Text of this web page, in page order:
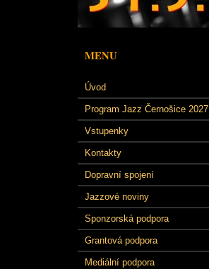
MENU
Úvod
Program Jazz Černošice 2027
Vstupenky
Kontakty
Dopravní spojení
Jazzové noviny
Sponzorská podpora
Grantová podpora
Mediální podpora